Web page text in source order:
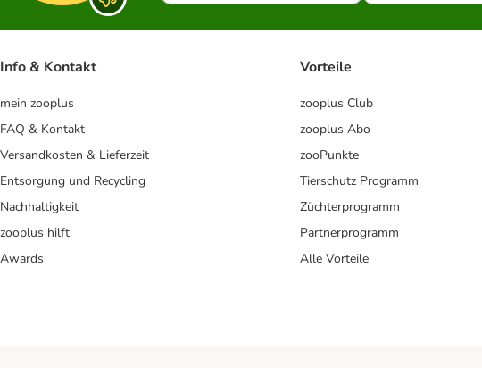
Info & Kontakt
mein zooplus
FAQ & Kontakt
Versandkosten & Lieferzeit
Entsorgung und Recycling
Nachhaltigkeit
zooplus hilft
Awards
Vorteile
zooplus Club
zooplus Abo
zooPunkte
Tierschutz Programm
Züchterprogramm
Partnerprogramm
Alle Vorteile